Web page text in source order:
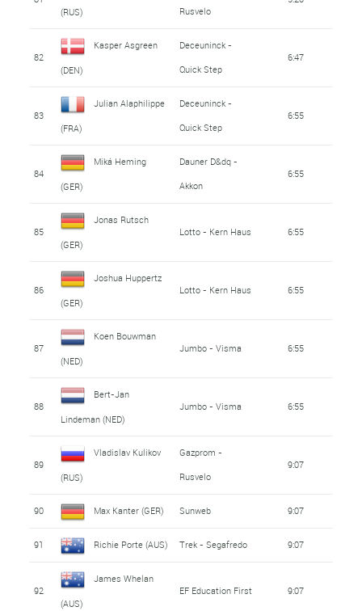
(RUS)
Rusvelo
82
Kasper Asgreen
(DEN)
Deceuninck -
Quick Step
6:47
83
Julian Alaphilippe
(FRA)
Deceuninck -
Quick Step
6:55
84
Miká Heming
(GER)
Dauner D&dq -
Akkon
6:55
85
Jonas Rutsch
(GER)
Lotto - Kern Haus 6:55
86
Joshua Huppertz
(GER)
Lotto - Kern Haus 6:55
87
Koen Bouwman
(NED)
Jumbo - Visma 6:55
88
Bert-Jan
Lindeman (NED)
Jumbo - Visma 6:55
89
Vladislav Kulikov
(RUS)
Gazprom -
Rusvelo
9:07
90 Max Kanter (GER) Sunweb 9:07
91 Richie Porte (AUS) Trek - Segafredo 9:07
92
James Whelan
(AUS)
EF Education First 9:07